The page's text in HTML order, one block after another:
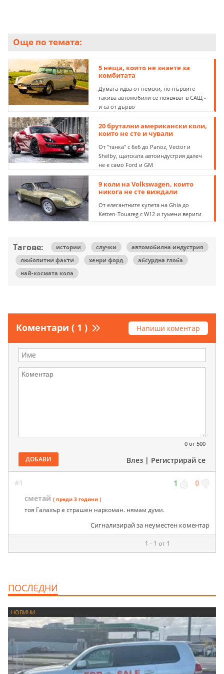
Още по темата:
5 неща, които не знаете за
комбитата
Думата идва от немски, но първите
такива автомобили се появяват в САЩ -
и са от дърво
20 брутални американски коли,
които не сте и чували
От "танка" с 6х6 до Panoz, Vector и
Shelby, щатската автоиндустрия далеч
не е само Ford и GM
9 коли на Volkswagen, които
никога не сте виждали
От елегантните купета на Ghia до
Ketten-Touareg с W12 и гумени вериги
Тагове: истории случки
автомобилна индустрия
любопитни факти
хенри форд
абсурдна глоба
най-космата кола
Коментари ( 1 ) Напиши коментар
0 от 500
ДОБАВИ Влез | Регистрирай се
#1 1 0
сметай ( преди 3 години )
тоя Галахър е страшен наркоман. нямам думи.
Сигнализирай за неуместен коментар
1 - 1 от 1
ПОСЛЕДНИ
НОВИНИ